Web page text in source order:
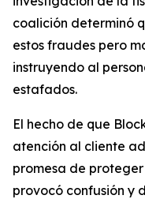
coalición determinó
estos fraudes pero
instruyendo al
estafados.
El hecho de que
atención al cliente
promesa de
provocó confusión y